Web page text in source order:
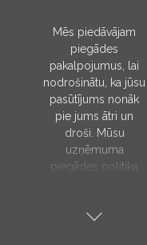
Mēs piedāvājam
piegādes
pakalpojumus, lai
nodrošinātu, ka jūsu
pasūtījums nonāk
pie jums ātri un
droši. Mūsu
uzņēmuma
piegādes politika
uz jūsu norādīto